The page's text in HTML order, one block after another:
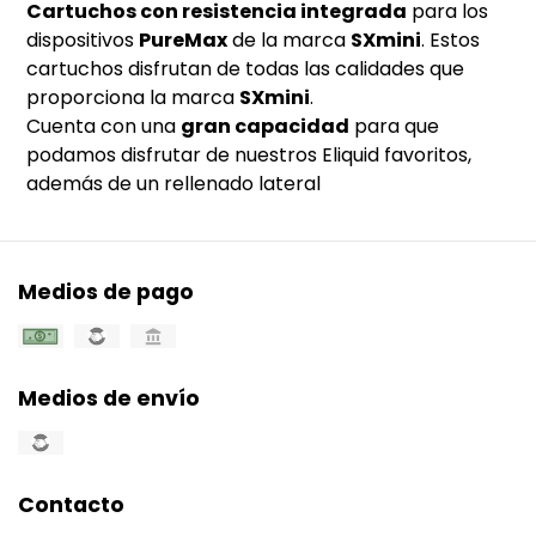
Cartuchos con resistencia integrada para los
dispositivos PureMaxde la marca SXmini. Estos
cartuchos disfrutan de todas las calidades que
proporciona la marca SXmini.
Cuenta con una gran capacidad para que
podamos disfrutar de nuestros Eliquid favoritos,
además de un rellenado lateral
Medios de pago
Medios de envío
Contacto